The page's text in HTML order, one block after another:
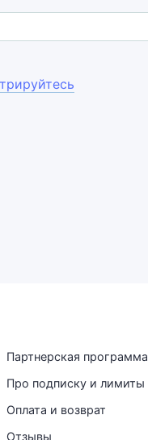
Партнерская программа
Про подписку и лимиты
Оплата и возврат
Отзывы